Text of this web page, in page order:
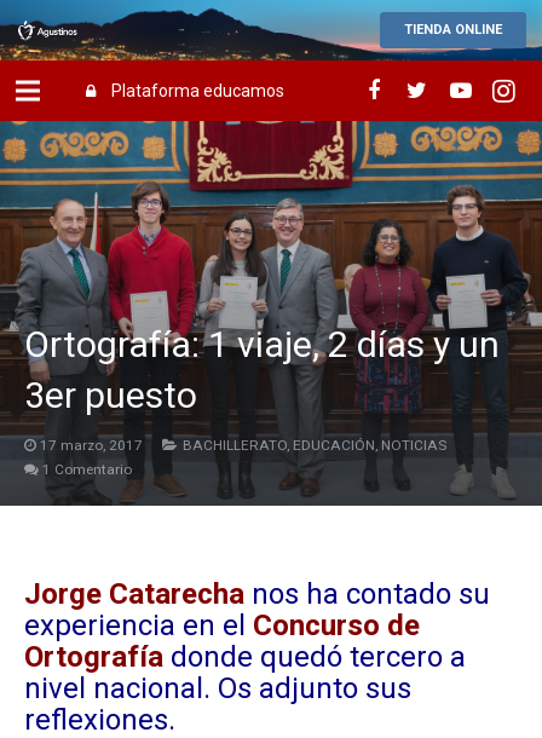
TIENDA ONLINE
Plataforma educamos
Ortografía: 1 viaje, 2 días y un
3er puesto
17 marzo, 2017 BACHILLERATO, EDUCACIÓN NOTICIAS
1 Comentario
Jorge Catarechanos ha contado su
experiencia en el Concurso de
Ortografíadonde quedó tercero a
nivel nacional. Os adjunto sus
reflexiones.